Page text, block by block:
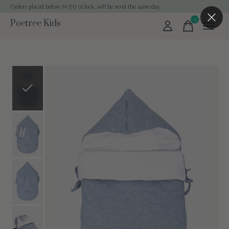
Orders placed before 14:00 o'clock, will be send the same day
Poetree Kids 0items